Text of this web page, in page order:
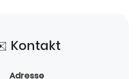
Kontakt
Adresse